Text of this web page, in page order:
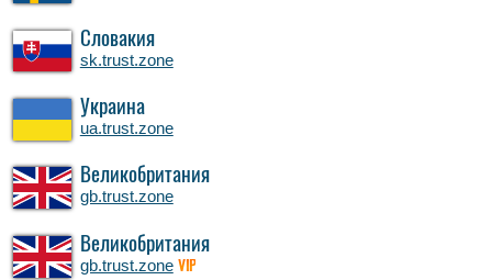
Словакия
sk.trust.zone
Украина
ua.trust.zone
Великобритания
gb.trust.zone
Великобритания
gb.trust.zone VIP